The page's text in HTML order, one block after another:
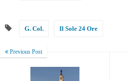
G. Col. Il Sole 24 Ore
Previous Post